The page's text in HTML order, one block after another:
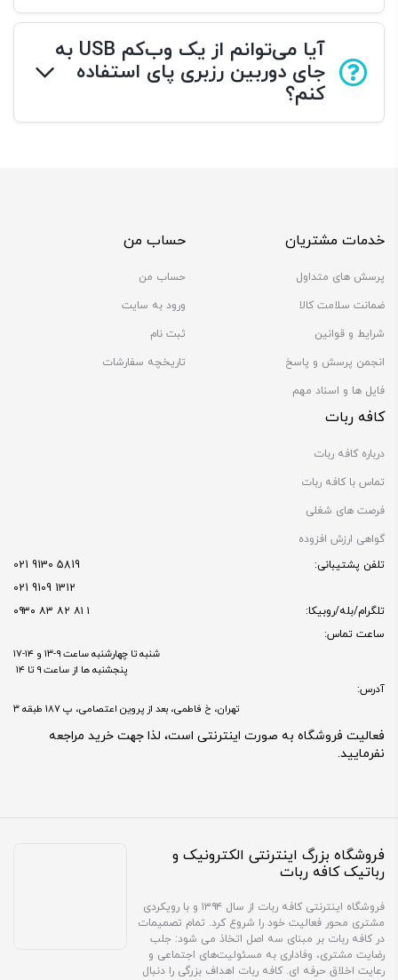
آیا می‌توانم از یک وب‌کم USB به
جای دوربین رزبری پای استفاده
کنم؟
خدمات مشتریان
پرسش های متداول
ضمانت سلامت کالا
شرایط و قوانین
انجمن پرسش و پاسخ
فایل ها و اسناد مهم
حساب من
حساب من
ورود به سایت
ثبت نام
تاریخچه سفارشات
کافه ربات
درباره کافه ربات
تماس با کافه ربات
فرصت های شغلی
گواهی ارزش افزوده
تلفن پشتیبانی:
5819 9130 021
1312 9109 021
تلگرام/بله/روبیکا:
۱ ۸۱ ۸۲ ۸۳ ۰۹۳۰
ساعت تماس:
شنبه تا چهارشنبه ساعت ۹-۱۳ و ۱۴-۱۷
پنجشنبه ها از ساعت ۹ تا ۱۴
آدرس:
تهران، خ فاطمی، بعد از پروین اعتصامی، پ 187 طبقه 3
فعالیت فروشگاه به صورت اینترنتی است، لذا جهت خرید مراجعه
نفرمایید.
فروشگاه بزرگ اینترنتی الکترونیک و
رباتیک کافه ربات
فروشگاه اینترنتی کافه ربات از سال ۱۳۹۴ و با رویکردی
مشتری محور فعالیت خود را شروع کرد. تمام تصمیمات
در کافه ربات بر مبنای سه اصل اتخاذ می شود: جلب
رضایت مشتری، وفاداری به مسئولیت‌های اجتماعی و
رعایت اخلاق حرفه ای. کافه ربات اهداف بزرگی را دنبال